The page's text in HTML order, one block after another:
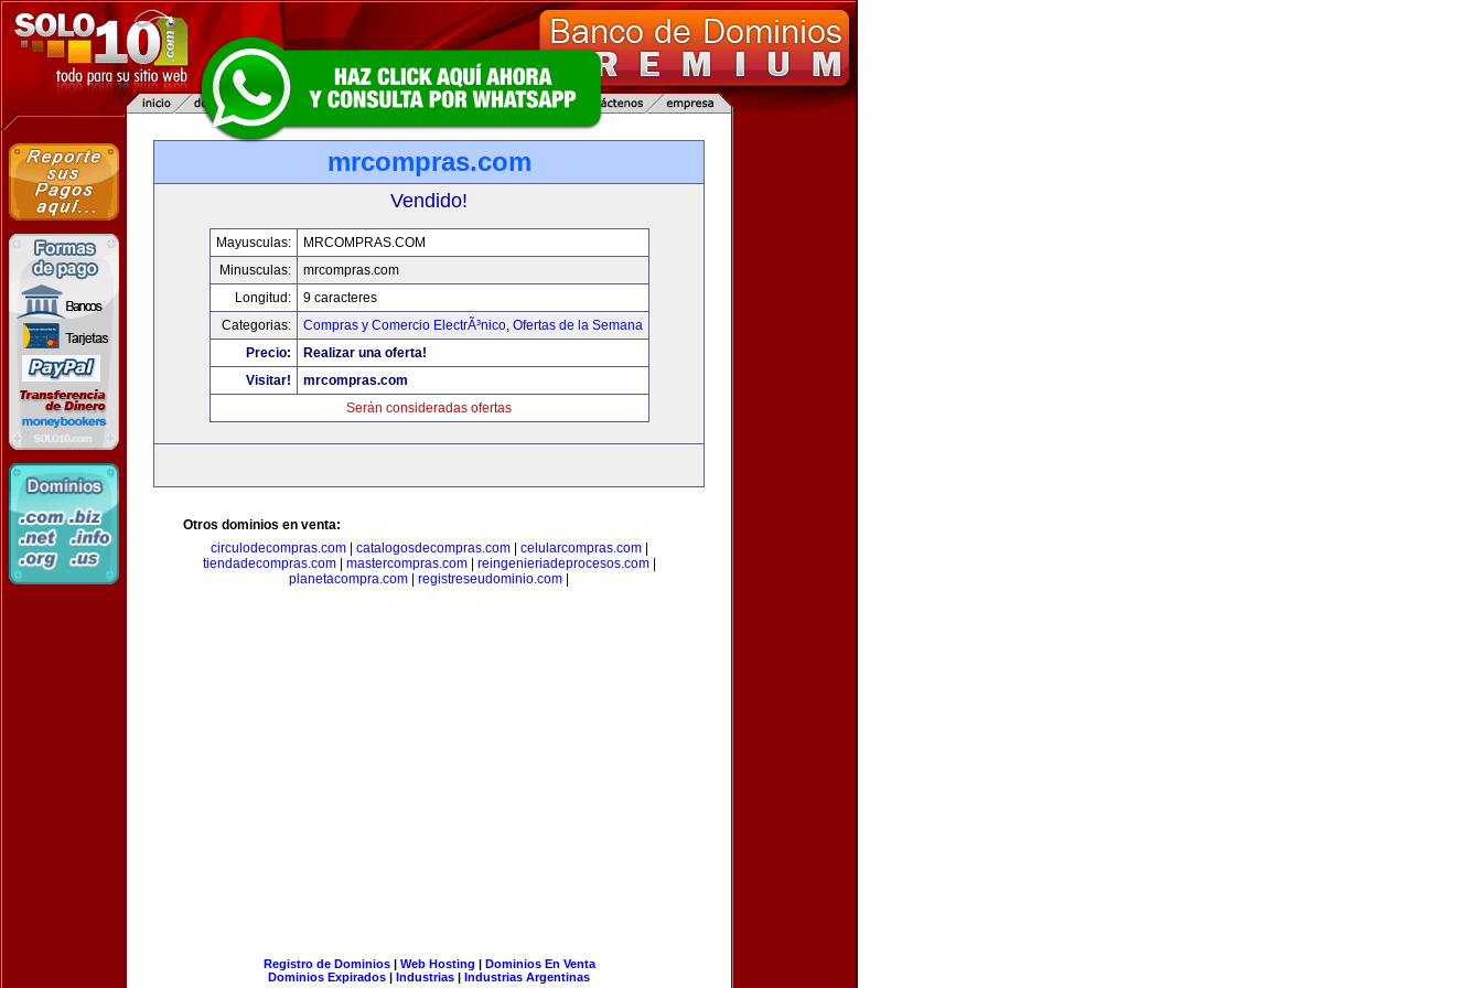
mrcompras.com
Vendido!
Mayusculas:
MRCOMPRAS.COM
Minusculas:
mrcompras.com
Longitud:
9 caracteres
Categorias:
Compras y Comercio ElectrÃ³nico, Ofertas de la Semana
Precio:
Realizar una oferta!
Visitar!
mrcompras.com
Serán consideradas ofertas
Otros dominios en venta:
circulodecompras.com| catalogosdecompras.com| celularcompras.com|
tiendadecompras.com| mastercompras.com| reingenieriadeprocesos.com|
planetacompra.com
registreseudominio.com
Registro de Dominios| Web Hosting | Dominios En Venta
Dominios Expirados | Industrias | Industrias Argentinas